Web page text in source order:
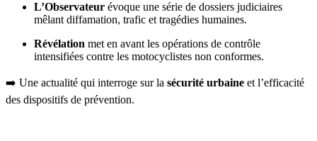
L’Observateur évoque une série de dossiers judiciaires
mêlant diffamation, trafic et tragédies humaines.
Révélation met en avant les opérations de contrôle
intensifiées contre les motocyclistes non conformes.
➡️ Une actualité qui interroge sur la sécurité urbaine et l’efficacité
des dispositifs de prévention.